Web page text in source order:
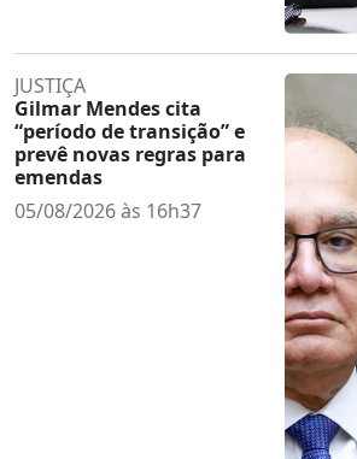
JUSTIÇA
Gilmar Mendes cita
“período de transição” e
prevê novas regras para
emendas
05/08/2026 às 16h37